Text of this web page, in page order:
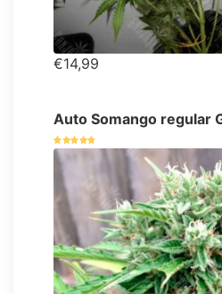
€14,99
Auto Somango regular